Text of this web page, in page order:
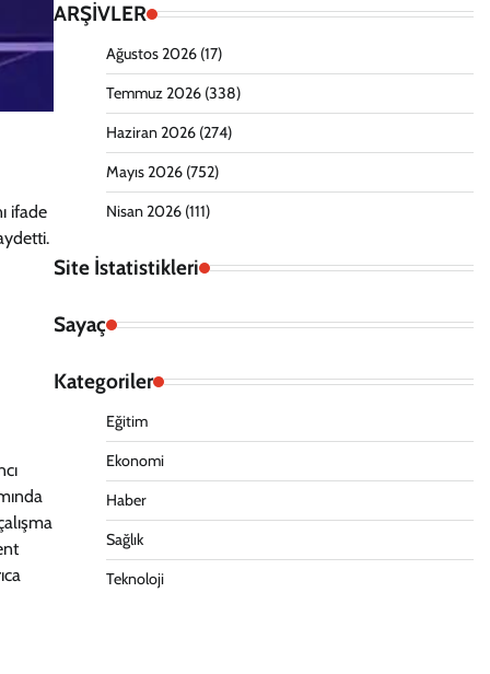
ifade
ARŞİVLER
Ağustos 2026(17)
Temmuz 2026(338)
Haziran 2026(274)
Mayıs 2026(752)
Nisan 2026(111)
Site İstatistikleri
Sayaç
Kategoriler
Eğitim
Ekonomi
Haber
Sağlık
Teknoloji